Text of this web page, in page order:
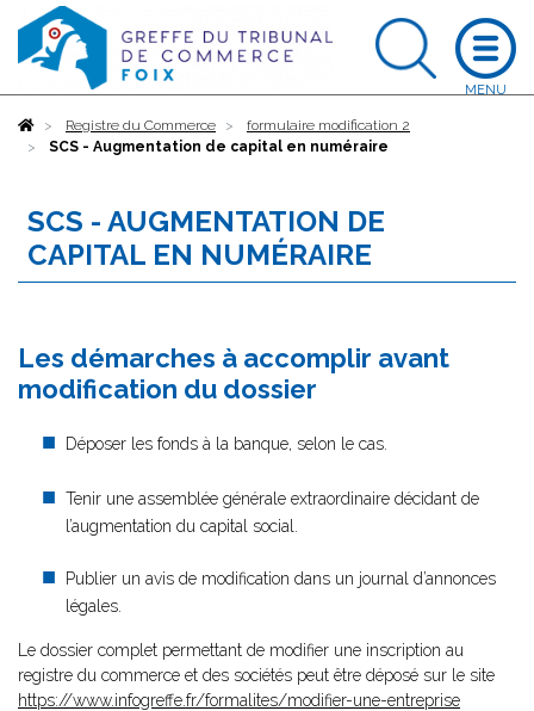
AccueilRegistre du Commerce
formulaire modification 2
SCS - Augmentation de capital en numéraire
SCS - AUGMENTATION DE
CAPITAL EN NUMÉRAIRE
Les démarches à accomplir avant
modification du dossier
Déposer les fonds à la banque, selon le cas.
Tenir une assemblée générale extraordinaire décidant de
l’augmentation du capital social.
Publier un avis de modification dans un journal d’annonces
légales.
Le dossier complet permettant de modifier une inscription au
registre du commerce et des sociétés peut être déposé sur le site
https://www.infogreffe.fr/formalites/modifier-une-entreprise